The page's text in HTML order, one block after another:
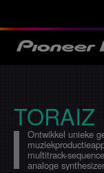
TORAIZ
Ontwikkel unieke
multitrack-
analoge